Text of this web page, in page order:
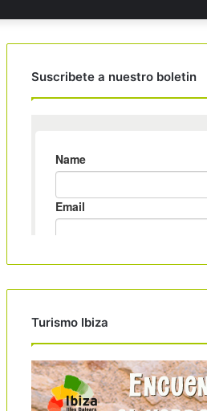
Suscribete a nuestro boletin
Turismo Ibiza